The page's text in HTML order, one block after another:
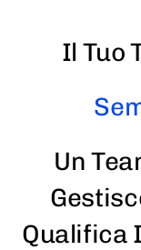
Il Tuo
Un
Qualifica